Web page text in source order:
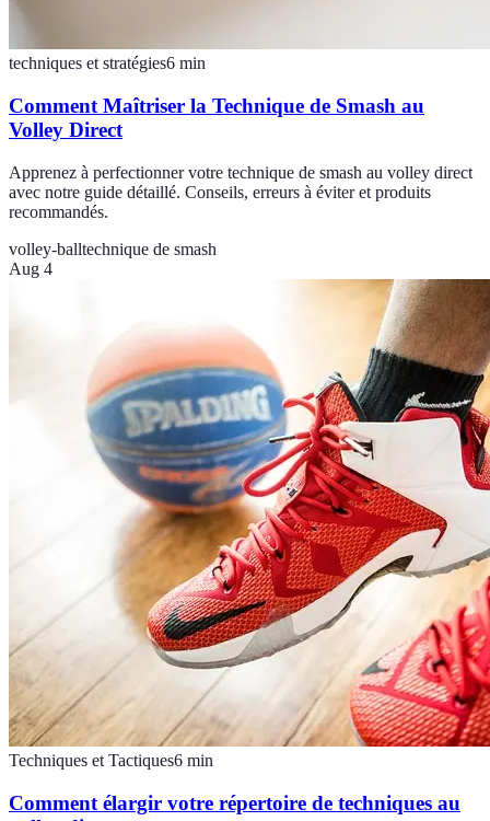
techniques et stratégies6 min
Comment Maîtriser la Technique de Smash au
Volley Direct
Apprenez à perfectionner votre technique de smash au volley direct
avec notre guide détaillé. Conseils, erreurs à éviter et produits
recommandés.
volley-balltechnique de smash
Aug 4
Techniques et Tactiques6 min
Comment élargir votre répertoire de techniques au